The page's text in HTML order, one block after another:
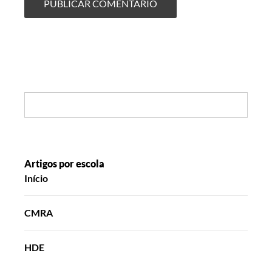
Artigos por escola
Início
CMRA
HDE